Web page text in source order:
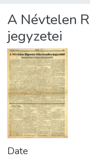
About us
A Névtelen
jegyzetei
Date